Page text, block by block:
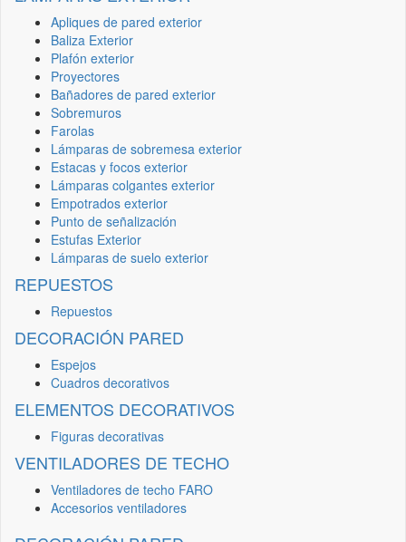
Apliques de pared exterior
Baliza Exterior
Plafón exterior
Proyectores
Bañadores de pared exterior
Sobremuros
Farolas
Lámparas de sobremesa exterior
Estacas y focos exterior
Lámparas colgantes exterior
Empotrados exterior
Punto de señalización
Estufas Exterior
Lámparas de suelo exterior
REPUESTOS
Repuestos
DECORACIÓN PARED
Espejos
Cuadros decorativos
ELEMENTOS DECORATIVOS
Figuras decorativas
VENTILADORES DE TECHO
Ventiladores de techo FARO
Accesorios ventiladores